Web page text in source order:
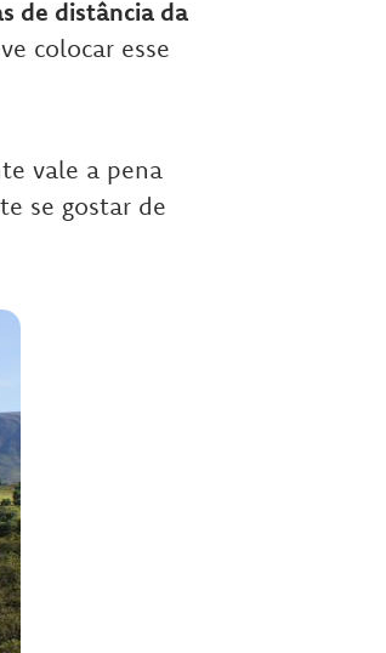
de distância da
colocar esse
vale a pena
se gostar de